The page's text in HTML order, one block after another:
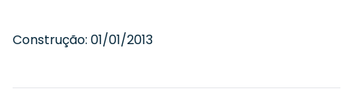
Construção: 01/01/2013